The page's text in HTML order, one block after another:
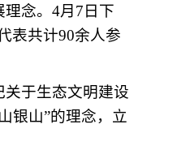
念。4月7日下
表共计90余人参
于生态文明建设
银山”的理念，立